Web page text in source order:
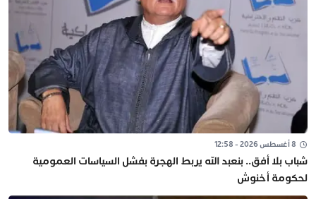
8 أغسطس 2026 - 12:58
شباب بلا أفق.. بنعبد الله يربط الهجرة بفشل السياسات العمومية
لحكومة أخنوش